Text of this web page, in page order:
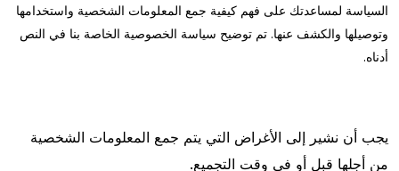
السياسة لمساعدتك على فهم كيفية جمع المعلومات الشخصية واستخدامها
وتوصيلها والكشف عنها. تم توضيح سياسة الخصوصية الخاصة بنا في النص
أدناه.
يجب أن نشير إلى الأغراض التي يتم جمع المعلومات الشخصية
من أجلها قبل أو في وقت التجميع.